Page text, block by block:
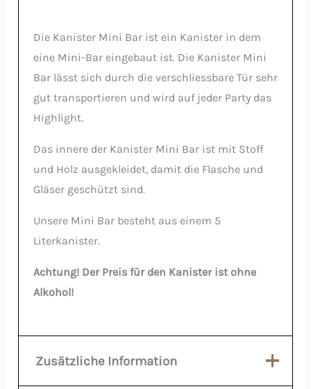
Die Kanister Mini Bar ist ein Kanister in dem
eine Mini-Bar eingebaut ist. Die Kanister Mini
Bar lässt sich durch die verschliessbare Tür sehr
gut transportieren und wird auf jeder Party das
Highlight.
Das innere der Kanister Mini Bar ist mit Stoff
und Holz ausgekleidet, damit die Flasche und
Gläser geschützt sind.
Unsere Mini Bar besteht aus einem 5
Literkanister.
Achtung! Der Preis für den Kanister ist ohne
Alkohol!
Zusätzliche Information